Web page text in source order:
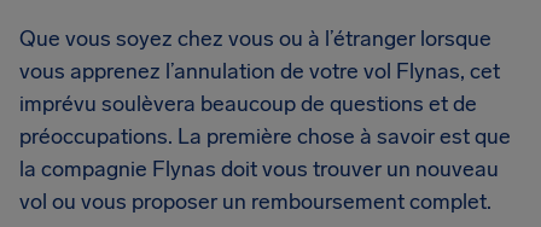
Que vous soyez chez vous ou à l’étranger lorsque
vous apprenez l’annulation de votre vol Flynas, cet
imprévu soulèvera beaucoup de questions et de
préoccupations. La première chose à savoir est que
la compagnie Flynas doit vous trouver un nouveau
vol ou vous proposer un remboursement complet.